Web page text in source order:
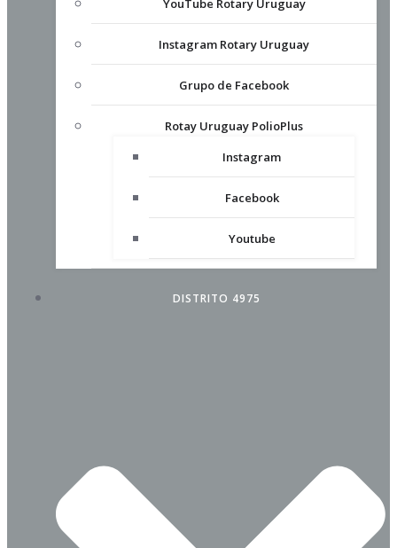
YouTube Rotary Uruguay
Instagram Rotary Uruguay
Grupo de Facebook
Rotay Uruguay PolioPlus
Instagram
Facebook
Youtube
DISTRITO 4975